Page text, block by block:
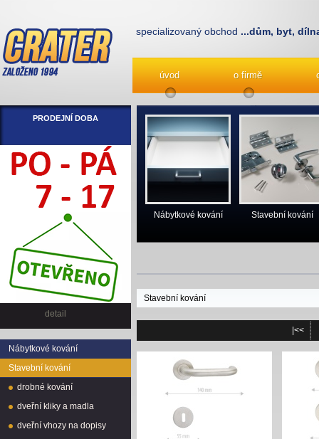
úvod o firmě
specializovaný obchod ...dům, byt,
PRODEJNÍ DOBA
detail
Nábytkové kování
Stavební kování
drobné kování
dveřní kliky a madla
dveřní vhozy na dopisy
Nábytkové kování Stavební kování
Stavební kování
|<<